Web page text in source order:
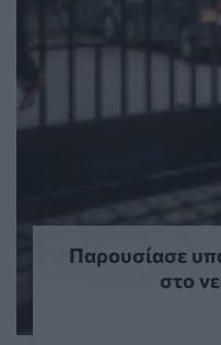
Παρουσίασε
στο